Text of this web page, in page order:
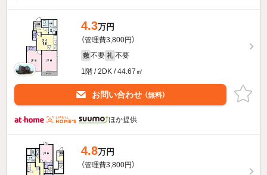
4.3万円
（管理費3,800円）
敷 不要 礼 不要
1階 / 2DK / 44.67㎡
お問い合わせ （無料）
ほか提供
4.8万円
（管理費3,800円）